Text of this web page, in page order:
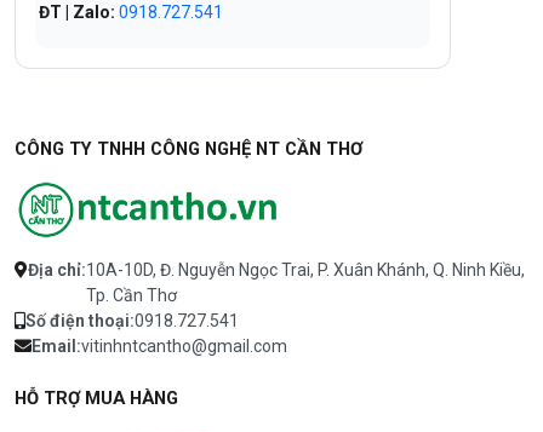
ĐT | Zalo: 0918.727.541
CÔNG TY TNHH CÔNG NGHỆ NT CẦN THƠ
Địa chỉ:10A-10D, Đ. Nguyễn Ngọc Trai, P. Xuân Khánh, Q. Ninh Kiều,
Tp. Cần Thơ
Số điện thoại:0918.727.541
Email:vitinhntcantho@gmail.com
HỖ TRỢ MUA HÀNG